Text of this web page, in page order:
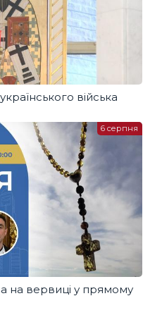
війська
на вервиці у прямому
6 серпня